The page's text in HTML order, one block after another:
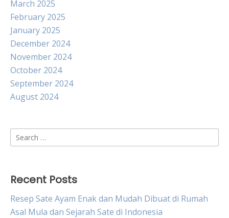
March 2025
February 2025
January 2025
December 2024
November 2024
October 2024
September 2024
August 2024
Search
for:
Recent Posts
Resep Sate Ayam Enak dan Mudah Dibuat di Rumah
Asal Mula dan Sejarah Sate di Indonesia